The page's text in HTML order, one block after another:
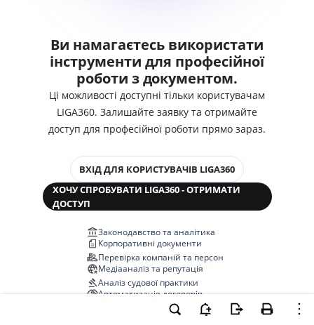
Ви намагаєтесь використати
інструменти для професійної
роботи з документом.
Ці можливості доступні тільки користувачам
LIGA360. Залишайте заявку та отримайте
доступ для професійної роботи прямо зараз.
ВХІД ДЛЯ КОРИСТУВАЧІВ LIGA360
ХОЧУ СПРОБУВАТИ LIGA360 - ОТРИМАТИ
ДОСТУП
Законодавство та аналітика
Корпоративні документи
Перевірка компаній та персон
Медіааналіз та репутація
Аналіз судової практики
Автоматизація договорів